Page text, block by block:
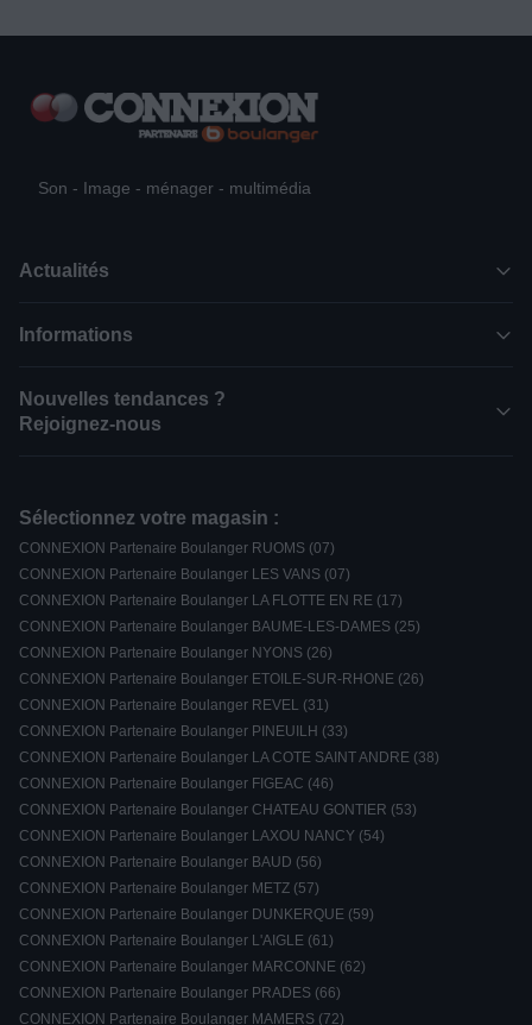
Son - Image - ménager - multimédia
Actualités
Informations
Nouvelles tendances ?
Rejoignez-nous
Sélectionnez votre magasin :
CONNEXION Partenaire Boulanger RUOMS (07)
CONNEXION Partenaire Boulanger LES VANS (07)
CONNEXION Partenaire Boulanger LA FLOTTE EN RE (17)
CONNEXION Partenaire Boulanger BAUME-LES-DAMES (25)
CONNEXION Partenaire Boulanger NYONS (26)
CONNEXION Partenaire Boulanger ETOILE-SUR-RHONE (26)
CONNEXION Partenaire Boulanger REVEL (31)
CONNEXION Partenaire Boulanger PINEUILH (33)
CONNEXION Partenaire Boulanger LA COTE SAINT ANDRE (38)
CONNEXION Partenaire Boulanger FIGEAC (46)
CONNEXION Partenaire Boulanger CHATEAU GONTIER (53)
CONNEXION Partenaire Boulanger LAXOU NANCY (54)
CONNEXION Partenaire Boulanger BAUD (56)
CONNEXION Partenaire Boulanger METZ (57)
CONNEXION Partenaire Boulanger DUNKERQUE (59)
CONNEXION Partenaire Boulanger L'AIGLE (61)
CONNEXION Partenaire Boulanger MARCONNE (62)
CONNEXION Partenaire Boulanger PRADES (66)
CONNEXION Partenaire Boulanger MAMERS (72)